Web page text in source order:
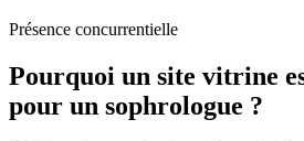
Présence concurrentielle
Pourquoi un site vitrine
pour un sophrologue ?